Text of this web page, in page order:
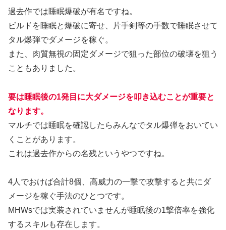
過去作では睡眠爆破が有名ですね。
ビルドを睡眠と爆破に寄せ、片手剣等の手数で睡眠させて
タル爆弾でダメージを稼ぐ。
また、肉質無視の固定ダメージで狙った部位の破壊を狙う
こともありました。
要は睡眠後の1発目に大ダメージを叩き込むことが重要と
なります。
マルチでは睡眠を確認したらみんなでタル爆弾をおいてい
くことがあります。
これは過去作からの名残というやつですね。
4人でおけば合計8個、高威力の一撃で攻撃すると共にダ
メージを稼ぐ手法のひとつです。
MHWsでは実装されていませんが睡眠後の1撃倍率を強化
するスキルも存在します。